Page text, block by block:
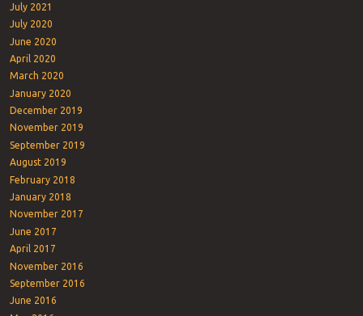
July 2021
July 2020
June 2020
April 2020
March 2020
January 2020
December 2019
November 2019
September 2019
August 2019
February 2018
January 2018
November 2017
June 2017
April 2017
November 2016
September 2016
June 2016